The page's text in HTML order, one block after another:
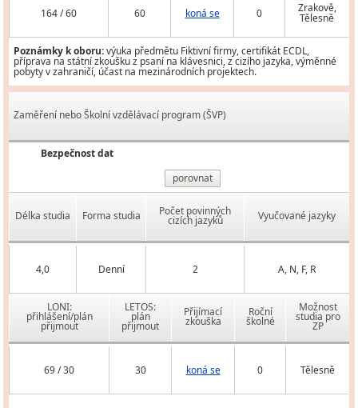
164 / 60 60 koná se 0 Zrakově,
Tělesně
Poznámky k oboru:výuka předmětu Fiktivní firmy, certifikát ECDL,
příprava na státní zkoušku z psaní na klávesnici, z cizího jazyka, výměnné
pobyty v zahraničí, účast na mezinárodních projektech.
Zaměření nebo Školní vzdělávací program (ŠVP)
Bezpečnost dat
porovnat
Délka studia Forma studia Počet povinných
cizích jazyků Vyučované jazyky
4,0 Denní 2 A, N, F, R
LONI:
přihlášení/plán
přijmout
LETOS:
plán
přijmout
Přijímací
zkouška
Roční
školné
Možnost
studia pro
ZP
69 / 30 30 koná se 0 Tělesně